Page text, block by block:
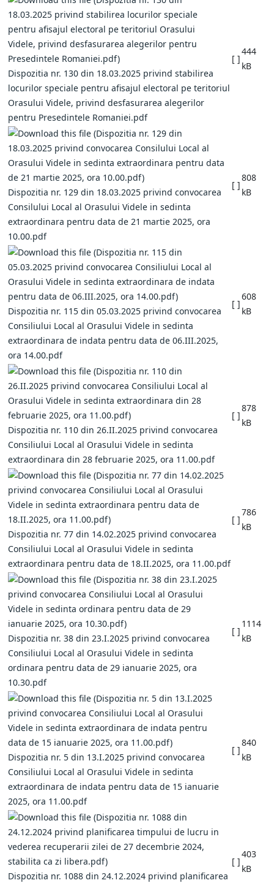
Dispozitia nr. 130 din 18.03.2025 privind stabilirea
locurilor speciale pentru afisajul electoral pe teritoriul
Orasului Videle, privind desfasurarea alegerilor
pentru Presedintele Romaniei.pdf
[ ]
444
kB
Dispozitia nr. 129 din 18.03.2025 privind convocarea
Consilului Local al Orasului Videle in sedinta
extraordinara pentru data de 21 martie 2025, ora
10.00.pdf
[ ]
808
kB
Dispozitia nr. 115 din 05.03.2025 privind convocarea
Consiliului Local al Orasului Videle in sedinta
extraordinara de indata pentru data de 06.III.2025,
ora 14.00.pdf
[ ]
608
kB
Dispozitia nr. 110 din 26.II.2025 privind convocarea
Consiliului Local al Orasului Videle in sedinta
extraordinara din 28 februarie 2025, ora 11.00.pdf
[ ]
878
kB
Dispozitia nr. 77 din 14.02.2025 privind convocarea
Consiliului Local al Orasului Videle in sedinta
extraordinara pentru data de 18.II.2025, ora 11.00.pdf
[ ]
786
kB
Dispozitia nr. 38 din 23.I.2025 privind convocarea
Consiliului Local al Orasului Videle in sedinta
ordinara pentru data de 29 ianuarie 2025, ora
10.30.pdf
[ ]
1114
kB
Dispozitia nr. 5 din 13.I.2025 privind convocarea
Consiliului Local al Orasului Videle in sedinta
extraordinara de indata pentru data de 15 ianuarie
2025, ora 11.00.pdf
[ ]
840
kB
Dispozitia nr. 1088 din 24.12.2024 privind planificarea
[ ]
403
kB